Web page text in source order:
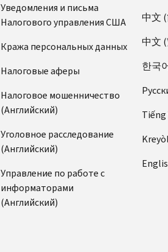
Уведомления и письма
Налогового управления США
Кража персональных данных
Налоговые аферы
Налоговое мошенничество
(Английский)
Уголовное расследование
(Английский)
Управление по работе с
информаторами
(Английский)
中文
中文
한국